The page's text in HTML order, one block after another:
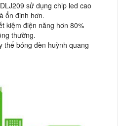
sử dụng chip led cao
ổn định hơn.
kiệm điện năng hơn 80%
thường.
thế bóng đèn huỳnh quang